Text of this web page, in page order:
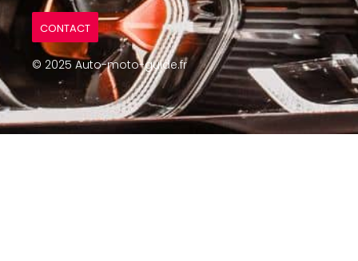
CONTACT
© 2025 Auto-moto-guide.fr